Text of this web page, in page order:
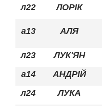
л22
ЛОРІК
а13 АЛЯ
л23 ЛУК'ЯН
а14
АНДРІЙ
л24
ЛУКА